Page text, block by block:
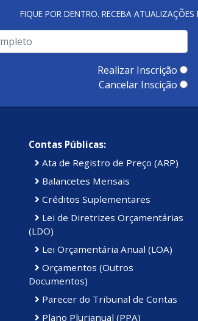
FIQUE POR DENTRO. RECEBA
Realizar Inscrição
Cancelar Inscição
Contas Públicas:
Ata de Registro de Preço (ARP)
Balancetes Mensais
Créditos Suplementares
Lei de Diretrizes Orçamentárias
(LDO)
Lei Orçamentária Anual (LOA)
Orçamentos (Outros
Documentos)
Parecer do Tribunal de Contas
Plano Plurianual (PPA)